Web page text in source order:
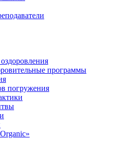
программы
погружения